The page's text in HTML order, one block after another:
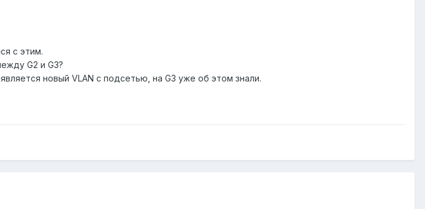
с этим.
G2 и G3?
новый VLAN с подсетью, на G3 уже об этом знали.